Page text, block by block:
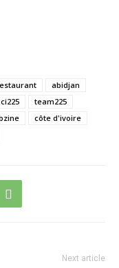
abidjan
ci225
team225
côte d'ivoire
Next article